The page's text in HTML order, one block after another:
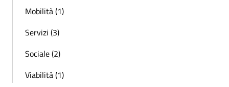
Mobilità (1)
Servizi (3)
Sociale (2)
Viabilità (1)